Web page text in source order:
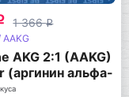
1 366q
AKG 2:1 (AAKG)
(аргинин альфа-